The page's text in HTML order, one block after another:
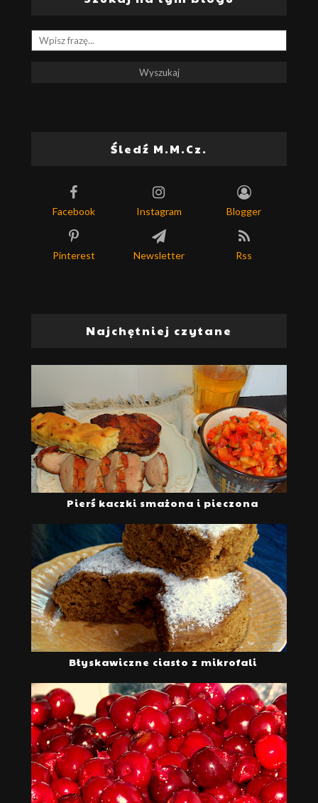
Śledź M.M.Cz.
Facebook Instagram Blogger
Pinterest Newsletter Rss
Najchętniej czytane
Pierś kaczki smażona i pieczona
Błyskawiczne ciasto z mikrofali